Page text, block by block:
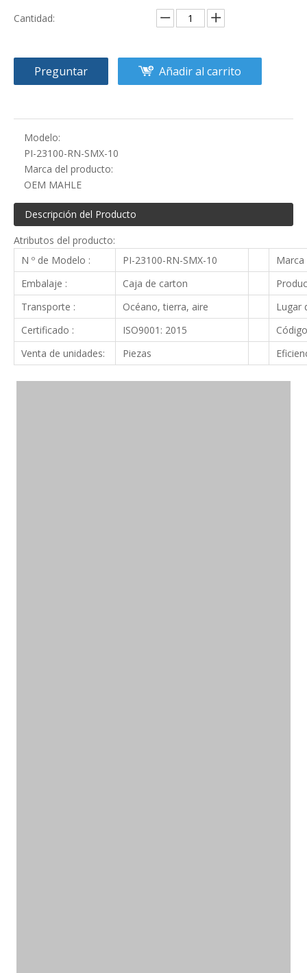
Cantidad:
Preguntar Añadir al carrito
Modelo:
PI-23100-RN-SMX-10
Marca del producto:
OEM MAHLE
Descripción del Producto
Atributos del producto:
N º de Modelo :
PI-23100-RN-SMX-10
Marca
Embalaje :
Caja de carton
Transporte :
Océano, tierra, aire
Lugar
Certificado :
ISO9001: 2015
Venta de unidades:
Piezas